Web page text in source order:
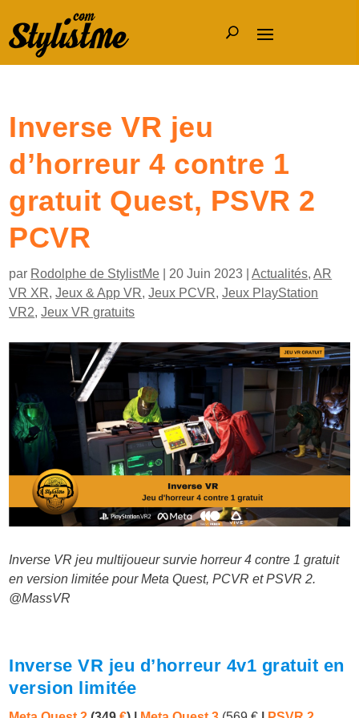
Inverse VR jeu
d’horreur 4 contre 1
gratuit Quest, PSVR 2
PCVR
par Rodolphe de StylistMe 20 Juin 2023 |Actualités,AR
VR XR,Jeux & App VR,Jeux PCVR,Jeux PlayStation
VR2,Jeux VR gratuits
Inverse VR jeu multijoueur survie horreur 4 contre 1 gratuit
en version limitée pour Meta Quest, PCVR et PSVR 2.
@MassVR
Inverse VR jeu d’horreur 4v1 gratuit en
version limitée